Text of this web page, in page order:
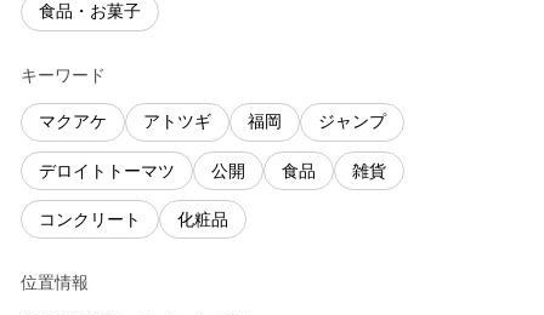
食品・お菓子
キーワード
マクアケ アトツギ 福岡 ジャンプ
デロイトトーマツ 公開 食品 雑貨
コンクリート 化粧品
位置情報